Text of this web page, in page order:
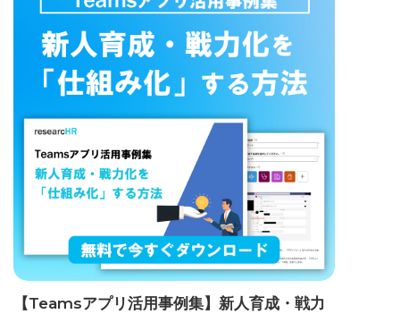
【Teamsアプリ活用事例集】新人育成・戦力